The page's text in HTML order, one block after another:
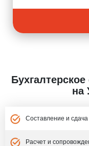
на
Составление и
Расчет и